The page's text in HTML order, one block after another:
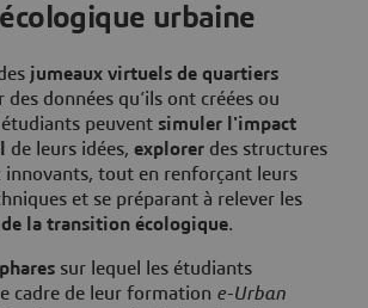
urbaine
jumeaux virtuels de quartiers
des données qu’ils ont créées ou
étudiants peuvent simuler l'impact
de leurs idées, explorer des structures
innovants, tout en renforçant leurs
et se préparant à relever les
la transition écologique.
sur lequel les étudiants
cadre de leur formation e-Urban